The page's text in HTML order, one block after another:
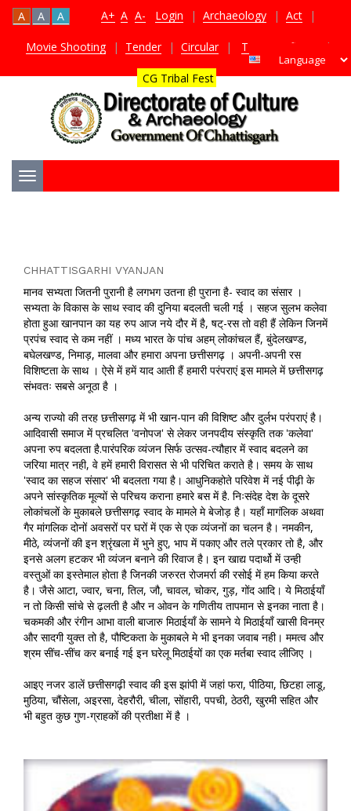
A+ A A-
A A A Login | Archaeology | Act |
Movie Shooting | Tender | Circular | TDS Certificate |
CG Tribal Fest
Toggle
CHHATTISGARHI VYANJAN
मानव सभ्यता जितनी पुरानी है लगभग उतना ही पुराना है- स्वाद का संसार ।
सभ्यता के विकास के साथ स्वाद की दुनिया बदलती चली गई । सहज सुलभ कलेवा
होता हुआ खानपान का यह रुप आज नये दौर में है, षट्-रस तो वही हैं लेकिन जिनमें
प्रपंच स्वाद से कम नहीं । मध्य भारत के पांच अहम् लोकांचल हैं, बुंदेलखण्ड,
बघेलखण्ड, निमाड़, मालवा और हमारा अपना छत्तीसगढ़ । अपनी-अपनी रस
विशिष्टता के साथ । ऐसे में हमें याद आती हैं हमारी परंपराएं इस मामले में छत्तीसगढ़
संभवतः सबसे अनूठा है ।
अन्य राज्यो की तरह छत्तीसगढ़ में भी खान-पान की विशिष्ट और दुर्लभ परंपराएं है।
आदिवासी समाज में प्रचलित 'वनोपज' से लेकर जनपदीय संस्कृति तक 'कलेवा'
अपना रुप बदलता है.पारंपरिक व्यंजन सिर्फ उत्सव-त्यौहार में स्वाद बदलने का
जरिया मात्र नही, वे हमें हमारी विरासत से भी परिचित कराते है। समय के साथ
'स्वाद का सहज संसार' भी बदलता गया है। आधुनिकहोते परिवेश में नई पीढ़ी के
अपने सांस्कृतिक मूल्यों से परिचय कराना हमारे बस में है. निःसंदेह देश के दूसरे
लोकांचलों के मुकाबले छत्तीसगढ़ स्वाद के मामले मे बेजोड़ है। यहाँ मागंलिक अथवा
गैर मांगलिक दोनों अवसरों पर घरों में एक से एक व्यंजनों का चलन है। नमकीन,
मीठे, व्यंजनों की इन श्रृंखला में भुने हुए, भाप में पकाए और तले प्रकार तो है, और
इनसे अलग हटकर भी व्यंजन बनाने की रिवाज है। इन खाद्य पदार्थो में उन्ही
वस्तुओं का इस्तेमाल होता है जिनकी जरुरत रोजमर्रा की रसोई में हम किया करते
है। जैसे आटा, ज्वार, चना, तिल, जौ, चावल, चोकर, गुड़, गोंद आदि। ये मिठाईयाँ
न तो किसी सांचे से ढ़लती है और न ओवन के गणितीय तापमान से इनका नाता है।
चकमकी और रंगीन आभा वाली बाजारु मिठाईयाँ के सामने ये मिठाईयाँ खासी विनम्र
और सादगी युक्त तो है, पौष्टिकता के मुकाबले मे भी इनका जवाब नही। ममत्व और
श्रम सींच-सींच कर बनाई गई इन घरेलू मिठाईयों का एक मर्तबा स्वाद लीजिए ।
आइए नजर डालें छत्तीसगढ़ी स्वाद की इस झांपी में जहां फरा, पीठिया, छिटहा लाडू,
मुठिया, चौंसेला, अइरसा, देहरौरी, चीला, सोंहारी, पपची, ठेठरी, खुरमी सहित और
भी बहुत कुछ गुण-ग्राहकों की प्रतीक्षा में है ।